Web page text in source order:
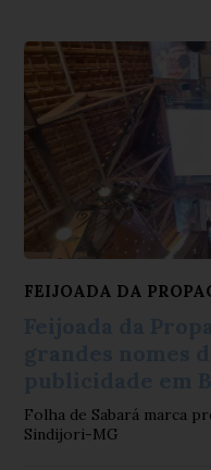
FEIJOADA DA
Folha de Sabará marca
Sindijori-MG